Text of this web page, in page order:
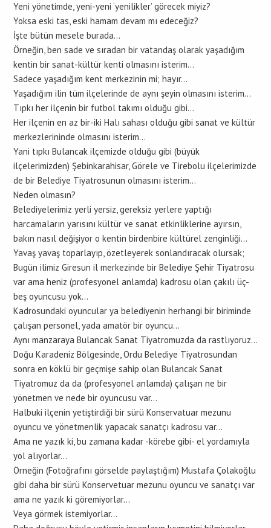
Yeni yönetimde, yeni-yeni ‘yenilikler’ görecek miyiz?
Yoksa eski tas, eski hamam devam mı edeceğiz?
İşte bütün mesele burada…
Örneğin, ben sade ve sıradan bir vatandaş olarak yaşadığım
kentin bir sanat-kültür kenti olmasını isterim…
Sadece yaşadığım kent merkezinin mi; hayır…
Yaşadığım ilin tüm ilçelerinde de aynı şeyin olmasını isterim…
Tıpkı her ilçenin bir futbol takımı olduğu gibi…
Her ilçenin en az bir-iki Halı sahası olduğu gibi sanat ve kültür
merkezlerininde olmasını isterim…
Yani tıpkı Bulancak ilçemizde olduğu gibi (büyük
ilçelerimizden) Şebinkarahisar, Görele ve Tirebolu ilçelerimizde
de bir Belediye Tiyatrosunun olmasını isterim…
Neden olmasın?
Belediyelerimiz yerli yersiz, gereksiz yerlere yaptığı
harcamaların yarısını kültür ve sanat etkinliklerine ayırsın,
bakın nasıl değişiyor o kentin birdenbire kültürel zenginliği…
Yavaş yavaş toparlayıp, özetleyerek sonlandıracak olursak;
Bugün ilimiz Giresun il merkezinde bir Belediye Şehir Tiyatrosu
var ama heniz (profesyonel anlamda) kadrosu olan çakılı üç-
beş oyuncusu yok…
Kadrosundaki oyuncular ya belediyenin herhangi bir biriminde
çalışan personel, yada amatör bir oyuncu…
Aynı manzaraya Bulancak Sanat Tiyatromuzda da rastlıyoruz…
Doğu Karadeniz Bölgesinde, Ordu Belediye Tiyatrosundan
sonra en köklü bir geçmişe sahip olan Bulancak Sanat
Tiyatromuz da da (profesyonel anlamda) çalışan ne bir
yönetmen ve nede bir oyuncusu var…
Halbuki ilçenin yetiştirdiği bir sürü Konservatuar mezunu
oyuncu ve yönetmenlik yapacak sanatçı kadrosu var…
Ama ne yazık ki, bu zamana kadar -körebe gibi- el yordamıyla
yol alıyorlar…
Örneğin (Fotoğrafını görselde paylaştığım) Mustafa Çolakoğlu
gibi daha bir sürü Konservetuar mezunu oyuncu ve sanatçı var
ama ne yazık ki göremiyorlar…
Veya görmek istemiyorlar…